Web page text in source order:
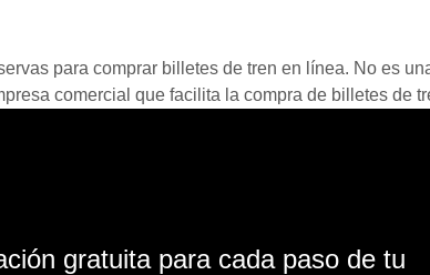
para comprar billetes de tren en línea. No es
comercial que facilita la compra de billetes de
gratuita para cada paso de tu